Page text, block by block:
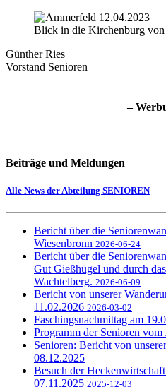
Blick in die Kirchenburg
Günther Ries
Vorstand Senioren
–
Beiträge und Meldungen
Alle News der Abteilung SENIOREN
Bericht über die
Wiesenbronn 2026-06-24
Bericht über die
Gut Gießhügel und durch
Wachtelberg. 2026-06-09
Bericht von unserer
11.02.2026 2026-03-02
Faschingsnachmittag am
Programm der Senioren
Senioren: Bericht von
08.12.2025
Besuch der
07.11.2025 2025-12-03